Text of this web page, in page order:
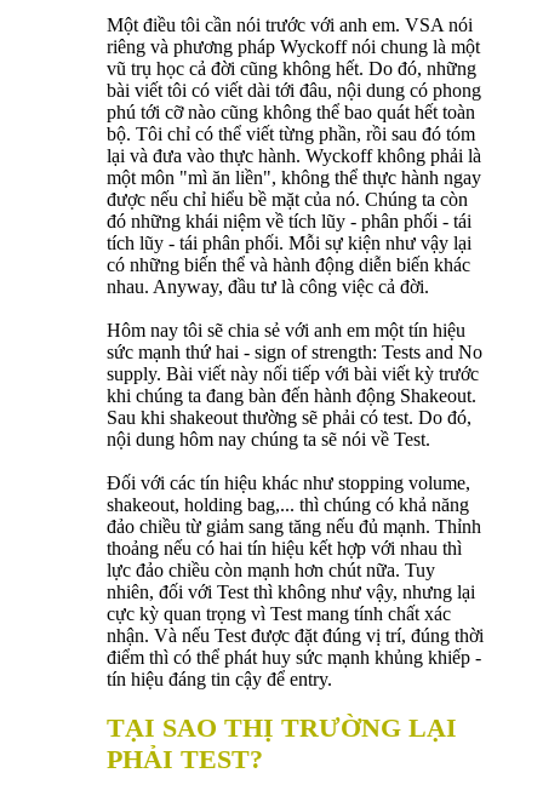
Một điều tôi cần nói trước với anh em. VSA nói
riêng và phương pháp Wyckoff nói chung là một
vũ trụ học cả đời cũng không hết. Do đó, những
bài viết tôi có viết dài tới đâu, nội dung có phong
phú tới cỡ nào cũng không thể bao quát hết toàn
bộ. Tôi chỉ có thể viết từng phần, rồi sau đó tóm
lại và đưa vào thực hành. Wyckoff không phải là
một môn "mì ăn liền", không thể thực hành ngay
được nếu chỉ hiểu bề mặt của nó. Chúng ta còn
đó những khái niệm về tích lũy - phân phối - tái
tích lũy - tái phân phối. Mỗi sự kiện như vậy lại
có những biến thể và hành động diễn biến khác
nhau. Anyway, đầu tư là công việc cả đời.
Hôm nay tôi sẽ chia sẻ với anh em một tín hiệu
sức mạnh thứ hai - sign of strength: Tests and No
supply. Bài viết này nối tiếp với bài viết kỳ trước
khi chúng ta đang bàn đến hành động Shakeout.
Sau khi shakeout thường sẽ phải có test. Do đó,
nội dung hôm nay chúng ta sẽ nói về Test.
Đối với các tín hiệu khác như stopping volume,
shakeout, holding bag,... thì chúng có khả năng
đảo chiều từ giảm sang tăng nếu đủ mạnh. Thỉnh
thoảng nếu có hai tín hiệu kết hợp với nhau thì
lực đảo chiều còn mạnh hơn chút nữa. Tuy
nhiên, đối với Test thì không như vậy, nhưng lại
cực kỳ quan trọng vì Test mang tính chất xác
nhận. Và nếu Test được đặt đúng vị trí, đúng thời
điểm thì có thể phát huy sức mạnh khủng khiếp -
tín hiệu đáng tin cậy để entry.
TẠI SAO THỊ TRƯỜNG LẠI
PHẢI TEST?